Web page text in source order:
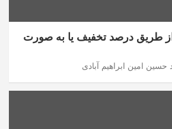
طریق درصد تخفیف یا به صورت
حسین امین ابراهیم آبادی